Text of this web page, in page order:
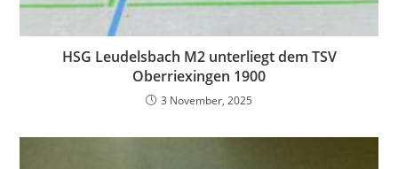
HSG Leudelsbach M2 unterliegt dem TSV
Oberriexingen 1900
3 November, 2025